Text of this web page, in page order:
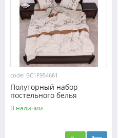
code: BC1F954681
Полуторный набор
постельного белья
150*220 из Фланели
№954681 Черешенка™
В наличии